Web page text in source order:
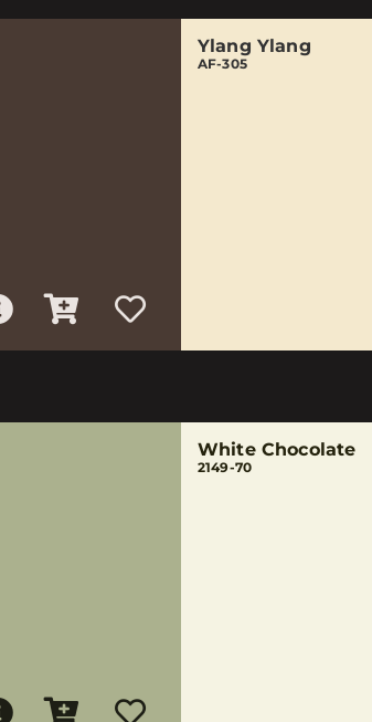
Ylang Ylang
AF-305
White Chocolate
2149-70